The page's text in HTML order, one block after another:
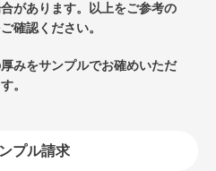
があります。以上をご参考の
確認ください。
みをサンプルでお確めいただ
。
プル請求